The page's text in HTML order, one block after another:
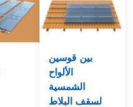
بين قوسين
الألواح
الشمسية
لسقف البلاط